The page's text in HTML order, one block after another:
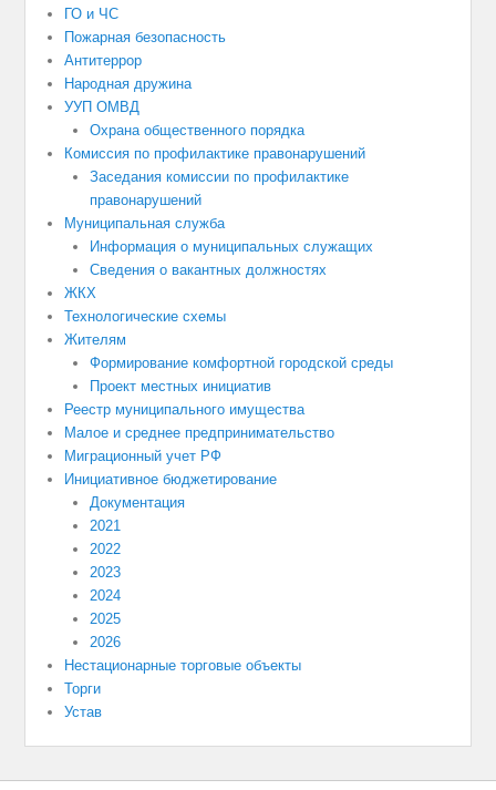
ГО и ЧС
Пожарная безопасность
Антитеррор
Народная дружина
УУП ОМВД
Охрана общественного порядка
Комиссия по профилактике правонарушений
Заседания комиссии по профилактике
правонарушений
Муниципальная служба
Информация о муниципальных служащих
Сведения о вакантных должностях
ЖКХ
Технологические схемы
Жителям
Формирование комфортной городской среды
Проект местных инициатив
Реестр муниципального имущества
Малое и среднее предпринимательство
Миграционный учет РФ
Инициативное бюджетирование
Документация
2021
2022
2023
2024
2025
2026
Нестационарные торговые объекты
Торги
Устав